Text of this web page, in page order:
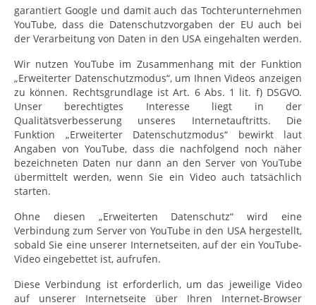
garantiert Google und damit auch das Tochterunternehmen
YouTube, dass die Datenschutzvorgaben der EU auch bei
der Verarbeitung von Daten in den USA eingehalten werden.
Wir nutzen YouTube im Zusammenhang mit der Funktion
„Erweiterter Datenschutzmodus“, um Ihnen Videos anzeigen
zu können. Rechtsgrundlage ist Art. 6 Abs. 1 lit. f) DSGVO.
Unser berechtigtes Interesse liegt in der
Qualitätsverbesserung unseres Internetauftritts. Die
Funktion „Erweiterter Datenschutzmodus“ bewirkt laut
Angaben von YouTube, dass die nachfolgend noch näher
bezeichneten Daten nur dann an den Server von YouTube
übermittelt werden, wenn Sie ein Video auch tatsächlich
starten.
Ohne diesen „Erweiterten Datenschutz“ wird eine
Verbindung zum Server von YouTube in den USA hergestellt,
sobald Sie eine unserer Internetseiten, auf der ein YouTube-
Video eingebettet ist, aufrufen.
Diese Verbindung ist erforderlich, um das jeweilige Video
auf unserer Internetseite über Ihren Internet-Browser